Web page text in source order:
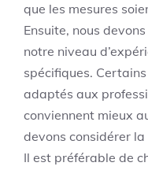
que les mesures
Ensuite, nous
notre niveau
spécifiques.
adaptés aux
conviennent mieux
devons considérer
Il est préférable de